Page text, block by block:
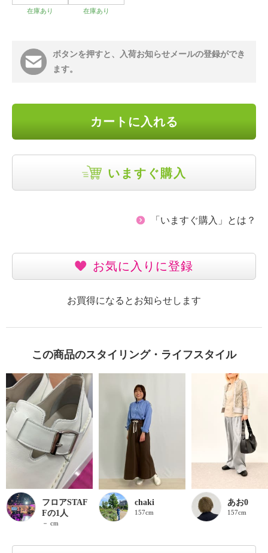
在庫あり 在庫あり
ボタンを押すと、入荷お知らせメールの登録ができ
ます。
カートに入れる
いますぐ購入
「いますぐ購入」とは？
お気に入りに登録
お買得になるとお知らせします
この商品のスタイリング・ライフスタイル
フロアSTAF
Fの1人
－ cm
chaki
157cm
あお0
157cm